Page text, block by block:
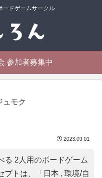
ードゲームサークル
参加者募集中
ュモク
2023.09.01
る 2人用のボードゲーム
プトは、「 日本 , 環境/自